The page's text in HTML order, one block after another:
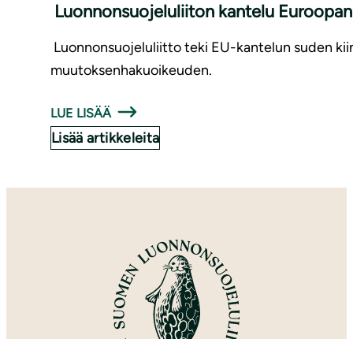
Luonnonsuojeluliiton kantelu
Luonnonsuojeluliitto teki EU-kantelun suden
muutoksenhakuoikeuden.
LUE LISÄÄ
Lisää artikkeleita